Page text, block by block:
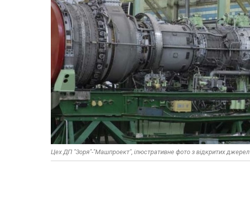
Цех ДП "Зоря"-"Машпроект", ілюстративне фото з відкритих джерел